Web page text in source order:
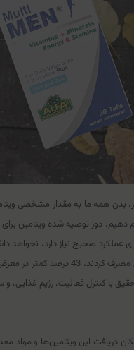
همه ما به مقدار مشخصی
دهیم. دوز توصیه شده ویتامین
صحیح نیاز دارد، نخواهد
دریافت این ویتامین‌ها و مواد